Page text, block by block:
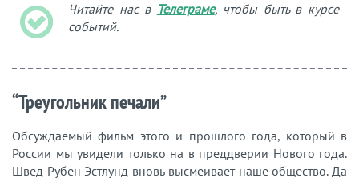
Читайте нас в Телеграме, чтобы быть в курсе
событий.
“Треугольник печали”
Обсуждаемый фильм этого и прошлого года, который в
России мы увидели только на в преддверии Нового года.
Швед Рубен Эстлунд вновь высмеивает наше общество. Да